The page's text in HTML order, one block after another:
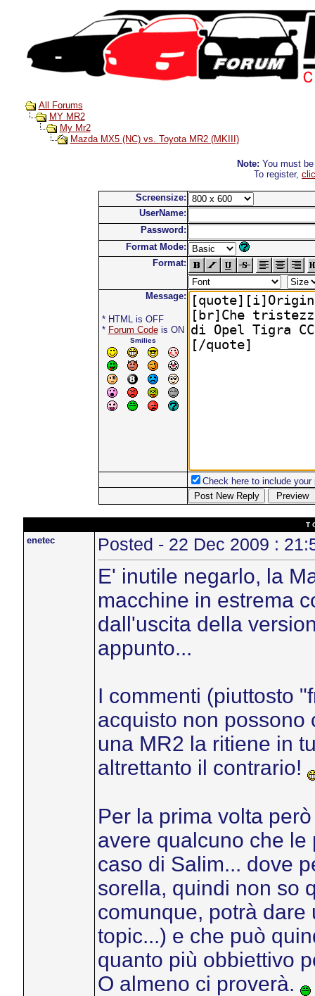
All Forums
MY MR2
My Mr2
Mazda MX5 (NC) vs. Toyota MR2 (MKIII)
Note: You must
To register,
Screensize:
UserName:
Password:
Format Mode:
Format:
Message:
* HTML is OFF
* Forum Codeis ON
Smilies
Check here to include your
T
enetec Posted - 22 Dec 2009 :
E' inutile negarlo, la
macchine in estrema
dall'uscita della
appunto...
I commenti (piuttosto
acquisto non possono
una MR2 la ritiene in
altrettanto il contrario!
Per la prima volta
avere qualcuno che
caso di Salim... dove
sorella, quindi non so
comunque, potrà
topic...) e che può
quanto più obbiettivo
O almeno ci proverà.